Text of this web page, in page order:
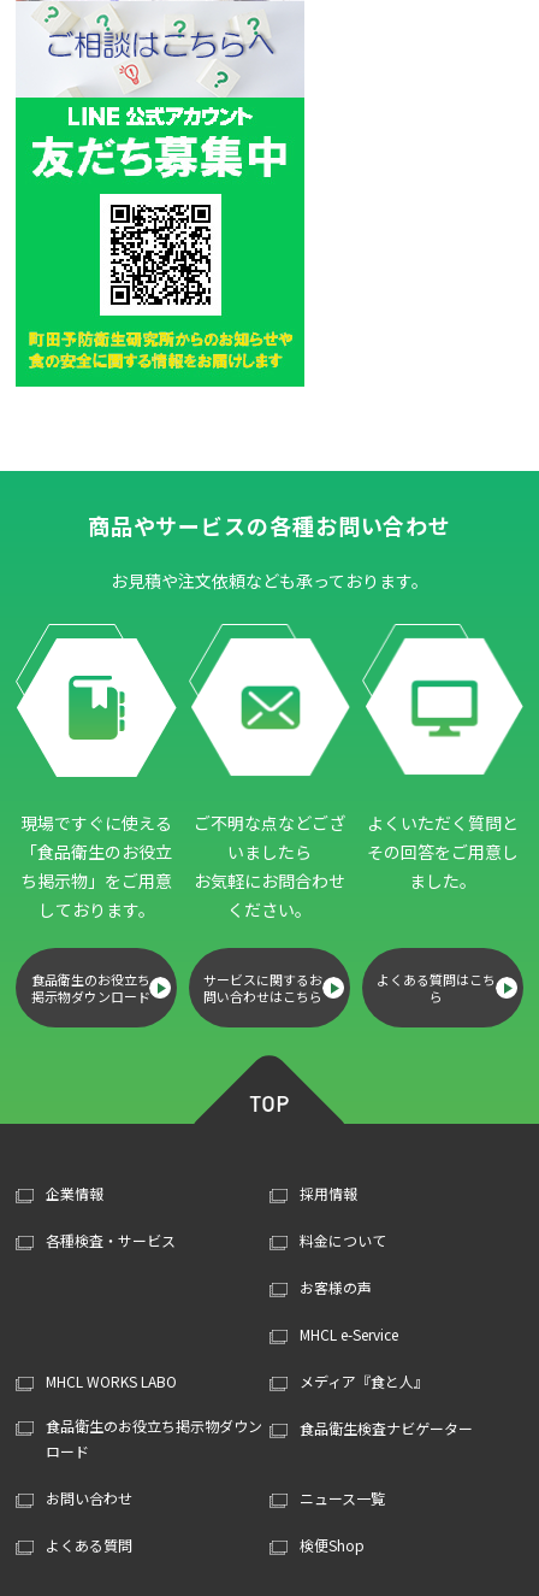
商品やサービスの各種お問い合わせ
お見積や注文依頼なども承っております。
現場ですぐに使える
「食品衛生のお役立
ち掲示物」 をご用意
しております。
食品衛生のお役立ち
掲示物ダウンロード
ご不明な点などござ
いましたら
お気軽にお問合わせ
ください。
サービスに関するお
問い合わせはこちら
よくいただく質問と
その回答をご用意し
ました。
よくある質問はこち
ら
企業情報 採用情報
各種検査・サービス 料金について
お客様の声
MHCL e-Service
MHCL WORKS LABO メディア『食と人』
食品衛生のお役立ち掲示物ダウン
ロード
食品衛生検査ナビゲーター
お問い合わせ ニュース一覧
よくある質問 検便Shop